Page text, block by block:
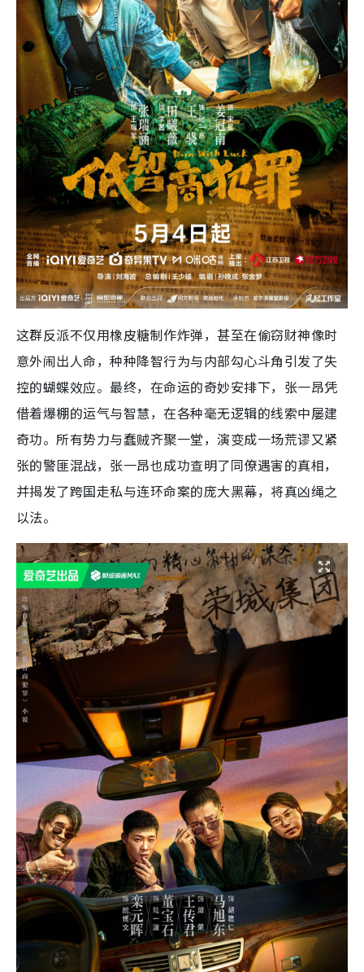
这群反派不仅用橡皮糖制作炸弹，甚至在偷窃财神像时
意外闹出人命，种种降智行为与内部勾心斗角引发了失
控的蝴蝶效应。最终，在命运的奇妙安排下，张一昂凭
借着爆棚的运气与智慧，在各种毫无逻辑的线索中屡建
奇功。所有势力与蠢贼齐聚一堂，演变成一场荒谬又紧
张的警匪混战，张一昂也成功查明了同僚遇害的真相，
并揭发了跨国走私与连环命案的庞大黑幕，将真凶绳之
以法。